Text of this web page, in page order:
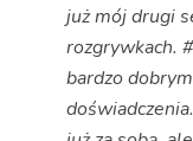
już mój drugi
rozgrywkach.
bardzo